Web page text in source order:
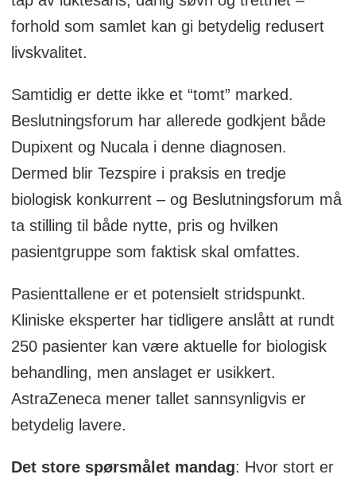
forhold som samlet kan gi betydelig redusert
livskvalitet.
Samtidig er dette ikke et “tomt” marked.
Beslutningsforum har allerede godkjent både
Dupixent og Nucala i denne diagnosen.
Dermed blir Tezspire i praksis en tredje
biologisk konkurrent – og Beslutningsforum må
ta stilling til både nytte, pris og hvilken
pasientgruppe som faktisk skal omfattes.
Pasienttallene er et potensielt stridspunkt.
Kliniske eksperter har tidligere anslått at rundt
250 pasienter kan være aktuelle for biologisk
behandling, men anslaget er usikkert.
AstraZeneca mener tallet sannsynligvis er
betydelig lavere.
Det store spørsmålet mandag: Hvor stort er